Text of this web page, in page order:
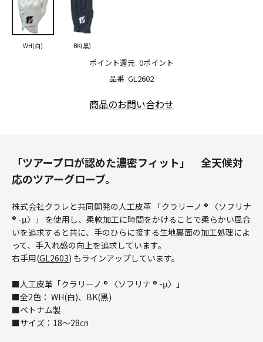
品番 GL2602
ポイント還元 0ポイント
WH(白) BK(黒)
商品のお問い合わせ
「ツアープロが認めた濃密フィット」 全天候対
応のツアーグローブ。
株式会社クラレと共同開発の人工皮革 「クラリーノ ® 〈ソフリナ
® -μ〉」 を使用し、柔軟加工に時間をかけることで柔らかい風合
いを追求すると共に、手のひらに接する生地裏面の加工処理によ
って、手入れ感の向上を追求しています。
右手用(GL2603) もラインアップしています。
■人工皮革「クラリーノ ® 〈ソフリナ ® -μ〉」
■全2色： WH(白)、BK(黒)
■ベトナム製
■サイズ：18～28㎝